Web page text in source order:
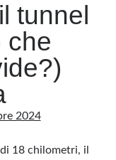
tunnel
che
2024
18 chilometri, il